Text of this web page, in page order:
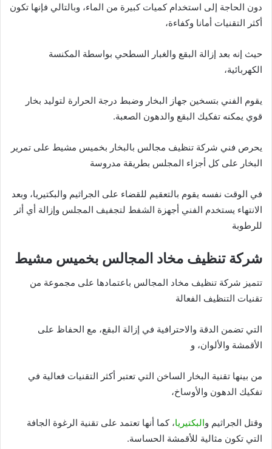
دون الحاجة إلى استخدام كميات كبيرة من الماء، وبالتالي فإنها تكون
أكثر التقنيات أمانا وكفاءة،
حيث إنه بعد إزالة البقع والغبار السطحي بواسطة المكنسة
الكهربائية،
يقوم الفني بتسخين جهاز البخار وضبط درجة الحرارة لتوليد بخار
قوي يمكنه تفكيك البقع والدهون الصعبة.
يحرص فني شركة تنظيف مجالس بالبخار بخميس مشيط على تمرير
البخار على كل أجزاء المجلس بطريقة مدروسة
في الوقت نفسه يقوم بالتعقيم للقضاء على الجراثيم والبكتيريا، وبعد
الانتهاء يستخدم الفني أجهزة الشفط لتجفيف المجلس وإزالة أي أثر
للرطوبة
شركة تنظيف مخاد المجالس بخميس مشيط
تتميز شركة تنظيف مخاد المجالس باعتمادها على مجموعة من
تقنيات التنظيف الفعالة
التي تضمن الدقة والاحترافية في إزالة البقع، مع الحفاظ على
الأقمشة والألوان، و
من بينها تقنية البخار الساخن التي تعتبر أكثر التقنيات فعالية في
تفكيك الدهون والأوساخ،
وقتل الجراثيم والبكتيريا، كما أنها تعتمد على تقنية الرغوة الجافة
التي تكون مثالية للأقمشة الحساسة.